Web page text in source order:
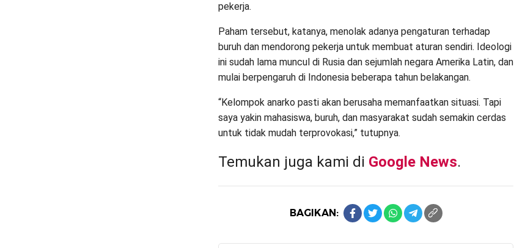
pekerja.
Paham tersebut, katanya, menolak adanya pengaturan terhadap
buruh dan mendorong pekerja untuk membuat aturan sendiri. Ideologi
ini sudah lama muncul di Rusia dan sejumlah negara Amerika Latin, dan
mulai berpengaruh di Indonesia beberapa tahun belakangan.
“Kelompok anarko pasti akan berusaha memanfaatkan situasi. Tapi
saya yakin mahasiswa, buruh, dan masyarakat sudah semakin cerdas
untuk tidak mudah terprovokasi,” tutupnya.
Temukan juga kami di Google News.
BAGIKAN: